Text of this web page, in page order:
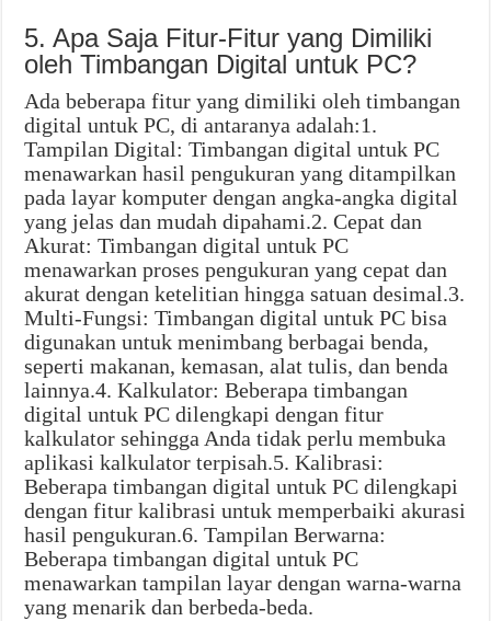
5. Apa Saja Fitur-Fitur yang Dimiliki
oleh Timbangan Digital untuk PC?
Ada beberapa fitur yang dimiliki oleh timbangan
digital untuk PC, di antaranya adalah:1.
Tampilan Digital: Timbangan digital untuk PC
menawarkan hasil pengukuran yang ditampilkan
pada layar komputer dengan angka-angka digital
yang jelas dan mudah dipahami.2. Cepat dan
Akurat: Timbangan digital untuk PC
menawarkan proses pengukuran yang cepat dan
akurat dengan ketelitian hingga satuan desimal.3.
Multi-Fungsi: Timbangan digital untuk PC bisa
digunakan untuk menimbang berbagai benda,
seperti makanan, kemasan, alat tulis, dan benda
lainnya.4. Kalkulator: Beberapa timbangan
digital untuk PC dilengkapi dengan fitur
kalkulator sehingga Anda tidak perlu membuka
aplikasi kalkulator terpisah.5. Kalibrasi:
Beberapa timbangan digital untuk PC dilengkapi
dengan fitur kalibrasi untuk memperbaiki akurasi
hasil pengukuran.6. Tampilan Berwarna:
Beberapa timbangan digital untuk PC
menawarkan tampilan layar dengan warna-warna
yang menarik dan berbeda-beda.